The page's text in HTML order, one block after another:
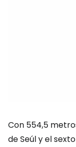
Con 554,5
de Seúl y el